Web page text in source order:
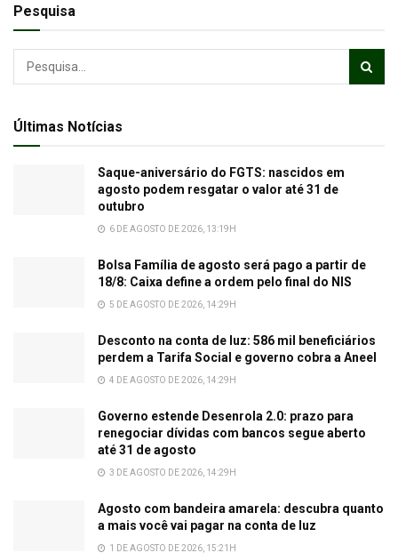
Pesquisa
Últimas Notícias
Saque-aniversário do FGTS: nascidos em
agosto podem resgatar o valor até 31 de
outubro
6 DE AGOSTO DE 2026, 13:19H
Bolsa Família de agosto será pago a partir de
18/8: Caixa define a ordem pelo final do NIS
5 DE AGOSTO DE 2026, 14:29H
Desconto na conta de luz: 586 mil beneficiários
perdem a Tarifa Social e governo cobra a Aneel
4 DE AGOSTO DE 2026, 14:29H
Governo estende Desenrola 2.0: prazo para
renegociar dívidas com bancos segue aberto
até 31 de agosto
3 DE AGOSTO DE 2026, 14:29H
Agosto com bandeira amarela: descubra quanto
a mais você vai pagar na conta de luz
1 DE AGOSTO DE 2026, 15:21H